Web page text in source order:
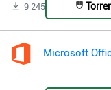
9 245
Microsoft